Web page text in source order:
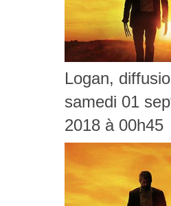
Logan,
samedi 01
2018 à 00h45